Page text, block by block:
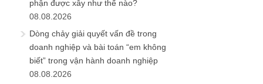
phận được xây như thế nào?
08.08.2026
Dòng chảy giải quyết vấn đề trong
doanh nghiệp và bài toán “em không
biết” trong vận hành doanh nghiệp
08.08.2026